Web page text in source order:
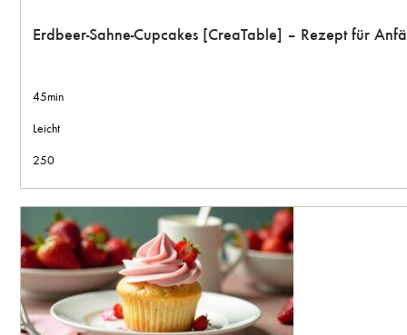
Erdbeer-Sahne-Cupcakes [CreaTable] – Rezept für
45min
Leicht
250